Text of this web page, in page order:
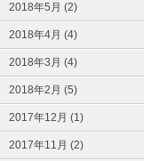
2018年5月 (2)
2018年4月 (4)
2018年3月 (4)
2018年2月 (5)
2017年12月 (1)
2017年11月 (2)